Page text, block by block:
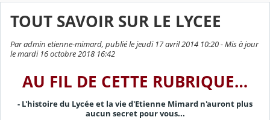
TOUT SAVOIR SUR LE LYCEE
Par admin etienne-mimard, publié le jeudi 17 avril 2014 10:20 - Mis à jour
le mardi 16 octobre 2018 16:42
AU FIL DE CETTE RUBRIQUE…
- L'histoire du Lycée et la vie d'Etienne Mimard n'auront plus
aucun secret pour vous...